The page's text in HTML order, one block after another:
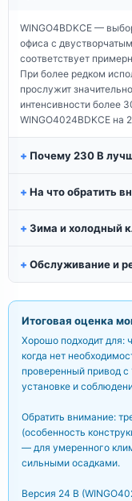
WINGO4BDKCE —
офиса с
соответствует
При более редком
прослужит
интенсивности более
WINGO4024BDKCE на
Почему 230 В
На что обратить
Зима и холодный
Обслуживание и
Итоговая оценка
Хорошо подходит для:
когда нет
проверенный привод
установке и
Обратить внимание:
(особенность
— для умеренного
сильными осадками.
Версия 24 В